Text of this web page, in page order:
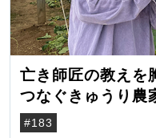
亡き師匠の教えを
つなぐきゅうり農
#183